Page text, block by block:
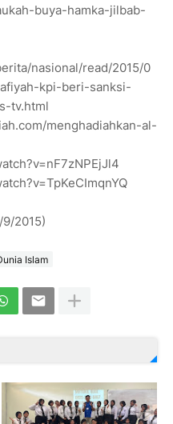
buya-hamka-jilbab-
nasional/read/2015/0
kpi-beri-sanksi-
tv.html
menghadiahkan-al-
2015)
Islam